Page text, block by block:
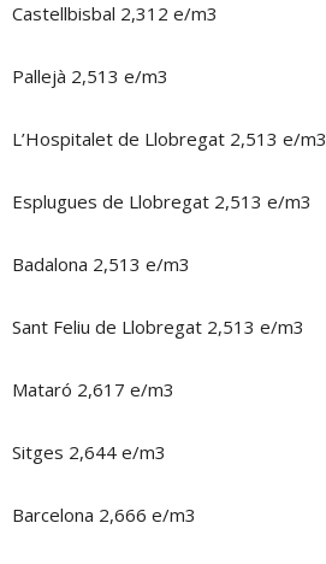
Castellbisbal 2,312 e/m3
Pallejà 2,513 e/m3
L’Hospitalet de Llobregat 2,513 e/m3
Esplugues de Llobregat 2,513 e/m3
Badalona 2,513 e/m3
Sant Feliu de Llobregat 2,513 e/m3
Mataró 2,617 e/m3
Sitges 2,644 e/m3
Barcelona 2,666 e/m3